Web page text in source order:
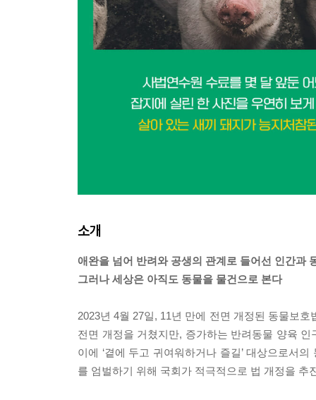
소개
애완을 넘어 반려와 공생의 관계로 들어선 인간과
그러나 세상은 아직도 동물을 물건으로 본다
2023년 4월 27일, 11년 만에 전면 개정된 동물보
전면 개정을 거쳤지만, 증가하는 반려동물 양육
이에 ‘곁에 두고 귀여워하거나 즐길’ 대상으로서
를 엄벌하기 위해 국회가 적극적으로 법 개정을 추